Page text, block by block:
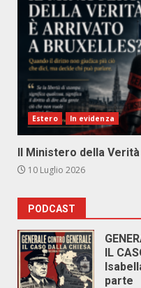
Estero In evidenza
Il Ministero della
10 Luglio 2026
PODCAST
IL
parte